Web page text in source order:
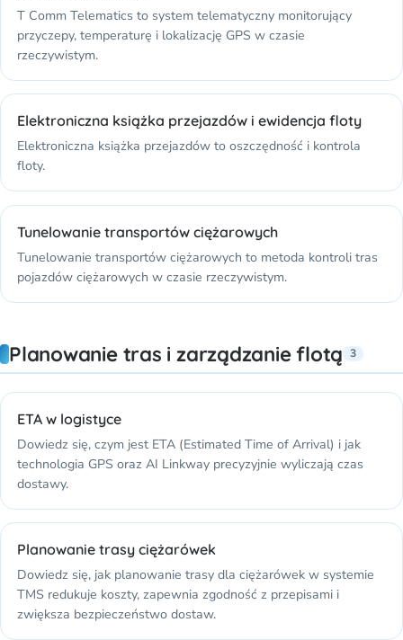
T Comm Telematics to system telematyczny monitorujący
przyczepy, temperaturę i lokalizację GPS w czasie
rzeczywistym.
Elektroniczna książka przejazdów i ewidencja floty
Elektroniczna książka przejazdów to oszczędność i kontrola
floty.
Tunelowanie transportów ciężarowych
Tunelowanie transportów ciężarowych to metoda kontroli tras
pojazdów ciężarowych w czasie rzeczywistym.
Planowanie tras i zarządzanie flotą 3
ETA w logistyce
Dowiedz się, czym jest ETA (Estimated Time of Arrival) i jak
technologia GPS oraz AI Linkway precyzyjnie wyliczają czas
dostawy.
Planowanie trasy ciężarówek
Dowiedz się, jak planowanie trasy dla ciężarówek w systemie
TMS redukuje koszty, zapewnia zgodność z przepisami i
zwiększa bezpieczeństwo dostaw.